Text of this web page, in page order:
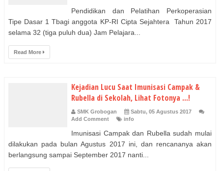
Pendidikan dan Pelatihan Perkoperasian
Tipe Dasar 1 Tbagi anggota KP-RI Cipta Sejahtera Tahun 2017
selama 32 (tiga puluh dua) Jam Pelajara...
Read More
Kejadian Lucu Saat Imunisasi Campak &
Rubella di Sekolah, Lihat Fotonya ...!
SMK Grobogan
Sabtu, 05 Agustus 2017
Add Comment
info
Imunisasi Campak dan Rubella sudah mulai
dilakukan pada bulan Agustus 2017 ini, dan rencananya akan
berlangsung sampai September 2017 nanti...